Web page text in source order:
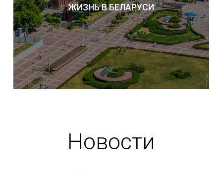
ЖИЗНЬ В БЕЛАРУСИ
Новости